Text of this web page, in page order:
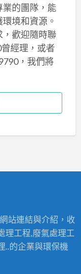
業的團隊，能
境和資源。
歡迎隨時聯
經理，或者
，我們將
站連結與介紹，收
理工程,廢氣處理工
..的企業與環保機